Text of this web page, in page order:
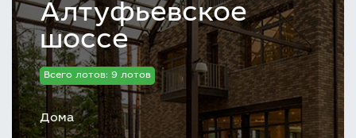
Алтуфьевское
шоссе
Всего лотов: 9 лотов
Дома